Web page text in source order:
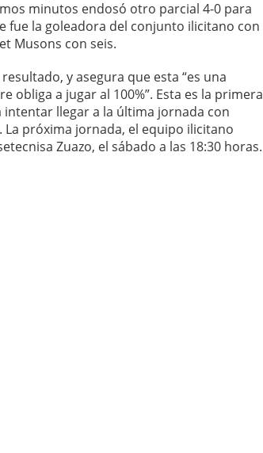
minutos endosó otro parcial 4-0 para
fue la goleadora del conjunto ilicitano con
Musons con seis.
y asegura que esta “es una
a jugar al 100%”. Esta es la primera
intentar llegar a la última jornada con
próxima jornada, el equipo ilicitano
Zuazo, el sábado a las 18:30 horas.